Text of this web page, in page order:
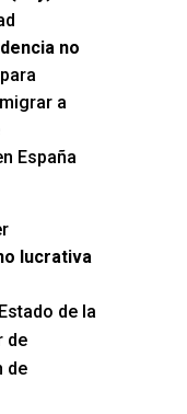
no
a
España
lucrativa
de la
de
de